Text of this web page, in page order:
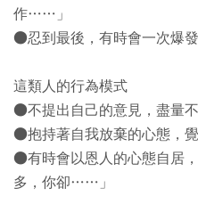
作……」
●忍到最後，有時會一次爆發
這類人的行為模式
●不提出自己的意見，盡量不
●抱持著自我放棄的心態，
●有時會以恩人的心態自居
多，你卻……」